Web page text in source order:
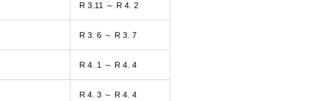
R 3.11 ～ R 4. 2
R 3. 6 ～ R 3. 7
R 4. 1 ～ R 4. 4
R 4. 3 ～ R 4. 4